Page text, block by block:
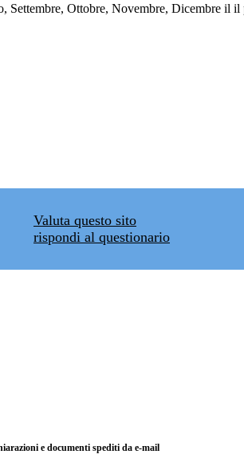
Ottobre, Novembre, Dicembre il
Valuta questo sito
rispondi al questionario
e documenti spediti da e-mail